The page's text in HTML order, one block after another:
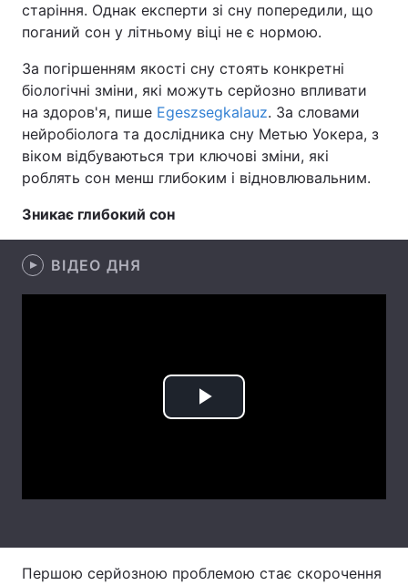
Економіка Світ
Спорт
Техно і зв'язок Лайт
Зброя Інциденти
Здоров'я Туризм
Цікавинки
Екологія
старіння. Однак експерти зі сну попередили, що
поганий сон у літньому віці не є нормою.
За погіршенням якості сну стоять конкретні
біологічні зміни, які можуть серйозно впливати
на здоров'я, пише Egeszsegkalauz. За словами
нейробіолога та дослідника сну Метью Уокера, з
віком відбуваються три ключові зміни, які
роблять сон менш глибоким і відновлювальним.
Зникає глибокий сон
ВІДЕО ДНЯ
Play
Першою серйозною проблемою стає скорочення